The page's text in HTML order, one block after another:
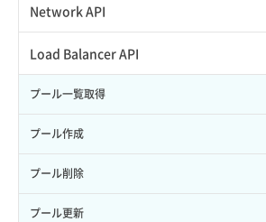
サブユーザーにロールを紐づけ
サブユーザー一覧取得
サブユーザー作成
サブユーザー削除
スナップショット削除
ISOイメージ作成
イメージ一覧取得
イメージ保存使用量取得
イメージ保存容量取得
イメージ保存容量変更
イメージ削除
ISOイメージ挿入/排出
SSHキーペア一覧取得
SSHキーペア作成
SSHキーペア削除
SSHキーペア詳細取得
アタッチ済みポート一覧取得
Network API
QoSポリシー一覧取得
QoSポリシー詳細取得
サブネット一覧取得
サブネット作成（ローカルネットワーク用）
サブネット削除（ローカルネットワーク用）
Load Balancer API
プール一覧取得
プール作成
プール削除
プール更新